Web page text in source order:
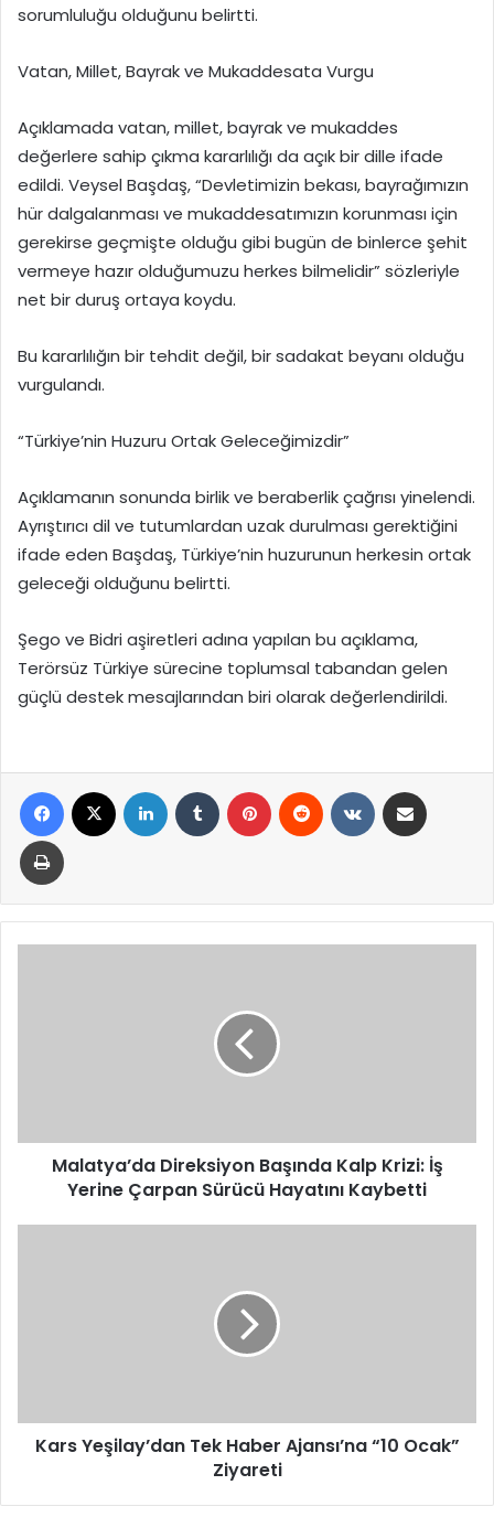
sorumluluğu olduğunu belirtti.
Vatan, Millet, Bayrak ve Mukaddesata Vurgu
Açıklamada vatan, millet, bayrak ve mukaddes
değerlere sahip çıkma kararlılığı da açık bir dille ifade
edildi. Veysel Başdaş, “Devletimizin bekası, bayrağımızın
hür dalgalanması ve mukaddesatımızın korunması için
gerekirse geçmişte olduğu gibi bugün de binlerce şehit
vermeye hazır olduğumuzu herkes bilmelidir” sözleriyle
net bir duruş ortaya koydu.
Bu kararlılığın bir tehdit değil, bir sadakat beyanı olduğu
vurgulandı.
“Türkiye’nin Huzuru Ortak Geleceğimizdir”
Açıklamanın sonunda birlik ve beraberlik çağrısı yinelendi.
Ayrıştırıcı dil ve tutumlardan uzak durulması gerektiğini
ifade eden Başdaş, Türkiye’nin huzurunun herkesin ortak
geleceği olduğunu belirtti.
Şego ve Bidri aşiretleri adına yapılan bu açıklama,
Terörsüz Türkiye sürecine toplumsal tabandan gelen
güçlü destek mesajlarından biri olarak değerlendirildi.
Facebook LinkedIn Tumblr Pinterest Reddit VKontakte
Yazdır
Sürücü
Hayatını
Kaybetti
Malatya’da Direksiyon Başında Kalp Krizi: İş
Yerine Çarpan Sürücü Hayatını Kaybetti
Kars Yeşilay’dan Tek Haber Ajansı’na “10 Ocak”
Ziyareti